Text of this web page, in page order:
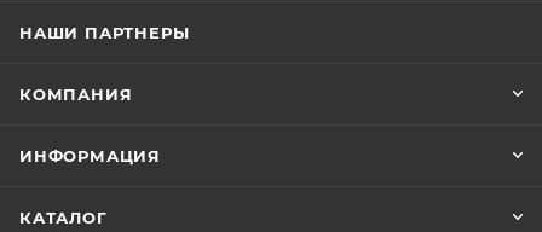
НАШИ ПАРТНЕРЫ
КОМПАНИЯ
ИНФОРМАЦИЯ
КАТАЛОГ